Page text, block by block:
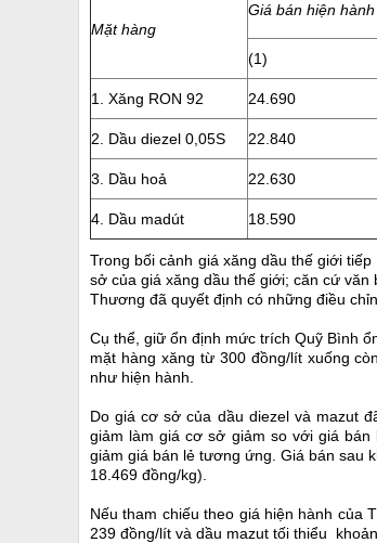
Mặt hàng
Giá bán hiện hành
(1)
1. Xăng RON 92 24.690
2. Dầu diezel 0,05S 22.840
3. Dầu hoả 22.630
4. Dầu madút 18.590
Trong bối cảnh giá xăng dầu thế giới
sở của giá xăng dầu thế giới; căn cứ
Thương đã quyết định có những điều
Cụ thể, giữ ổn định mức trích Quỹ Bình
mặt hàng xăng từ 300 đồng/lít xuống
như hiện hành.
Do giá cơ sở của dầu diezel và mazut
giảm làm giá cơ sở giảm so với giá
giảm giá bán lẻ tương ứng. Giá bán sau
18.469 đồng/kg).
Nếu tham chiếu theo giá hiện hành của
239 đồng/lít và dầu mazut tối thiểu